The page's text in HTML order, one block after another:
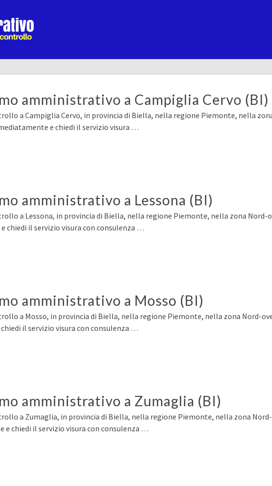
amministrativo a Campiglia Cervo (BI)
a Campiglia Cervo, in provincia di Biella, nella regione Piemonte, nella
e chiedi il servizio visura …
amministrativo a Lessona (BI)
a Lessona, in provincia di Biella, nella regione Piemonte, nella zona Nord-
chiedi il servizio visura con consulenza …
amministrativo a Mosso (BI)
a Mosso, in provincia di Biella, nella regione Piemonte, nella zona Nord-
il servizio visura con consulenza …
amministrativo a Zumaglia (BI)
a Zumaglia, in provincia di Biella, nella regione Piemonte, nella zona Nord-
chiedi il servizio visura con consulenza …